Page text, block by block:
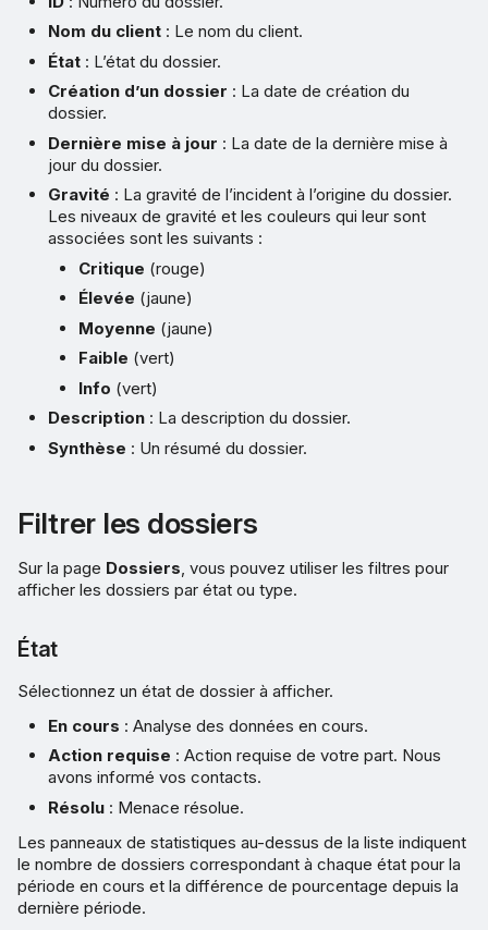
Nom du client : Le nom du client.
État : L’état du dossier.
Création d’un dossier : La date de création du
dossier.
Dernière mise à jour : La date de la dernière mise à
jour du dossier.
Gravité : La gravité de l’incident à l’origine du dossier.
Les niveaux de gravité et les couleurs qui leur sont
associées sont les suivants :
Critique (rouge)
Élevée (jaune)
Moyenne (jaune)
Faible (vert)
Info (vert)
Description : La description du dossier.
Synthèse : Un résumé du dossier.
Filtrer les dossiers
Sur la page Dossiers , vous pouvez utiliser les filtres pour
afficher les dossiers par état ou type.
État
Sélectionnez un état de dossier à afficher.
En cours : Analyse des données en cours.
Action requise : Action requise de votre part. Nous
avons informé vos contacts.
Résolu : Menace résolue.
Les panneaux de statistiques au-dessus de la liste indiquent
le nombre de dossiers correspondant à chaque état pour la
période en cours et la différence de pourcentage depuis la
dernière période.